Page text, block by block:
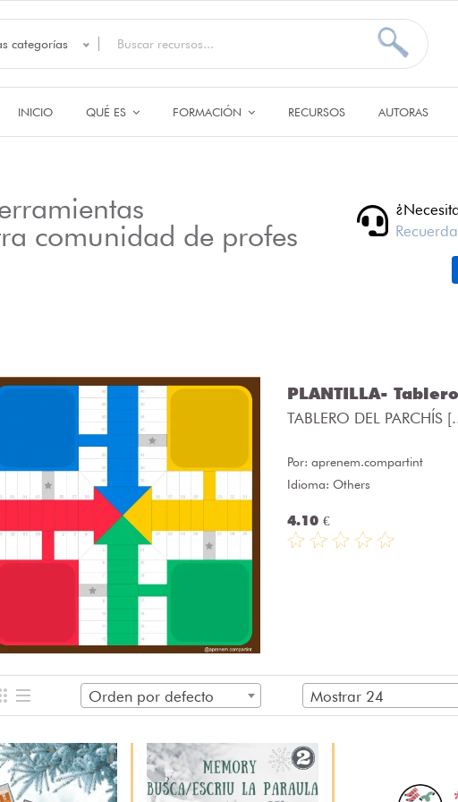
categorías
INICIO QUÉ ES FORMACIÓN RECURSOS AUTORAS
comunidad de profes
PLANTILLA-
TABLERO DEL PARCHÍS
Por:aprenem.compartint
Idioma: Others
4.10 €
Orden por defecto Mostrar 24